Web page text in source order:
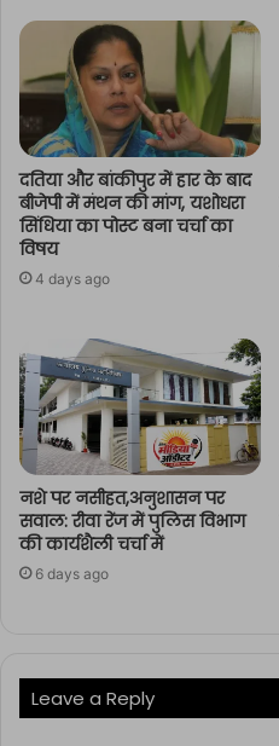
दतिया और बांकीपुर में हार के बाद
बीजेपी में मंथन की मांग, यशोधरा
सिंधिया का पोस्ट बना चर्चा का
विषय
4 days ago
नशे पर नसीहत,अनुशासन पर
सवाल: रीवा रेंज में पुलिस विभाग
की कार्यशैली चर्चा में
6 days ago
Leave a Reply